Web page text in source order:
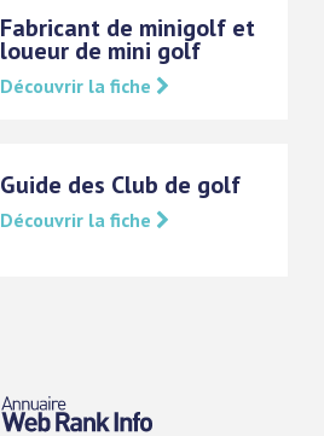
Fabricant de minigolf et
loueur de mini golf
Découvrir la fiche
Guide des Club de golf
Découvrir la fiche